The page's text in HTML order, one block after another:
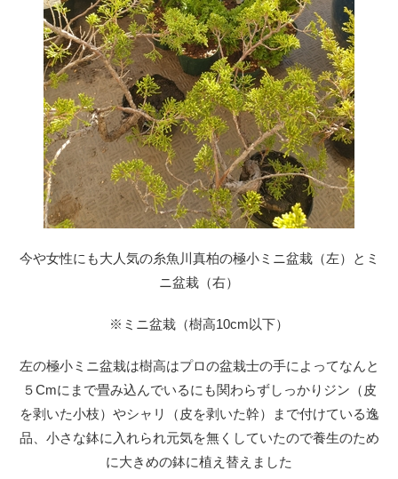
今や女性にも大人気の糸魚川真柏の極小ミニ盆栽（左）とミ
ニ盆栽（右）
※ミニ盆栽（樹高10cm以下）
左の極小ミニ盆栽は樹高はプロの盆栽士の手によってなんと
５Cmにまで畳み込んでいるにも関わらずしっかりジン（皮
を剥いた小枝）やシャリ（皮を剥いた幹）まで付けている逸
品、小さな鉢に入れられ元気を無くしていたので養生のため
に大きめの鉢に植え替えました